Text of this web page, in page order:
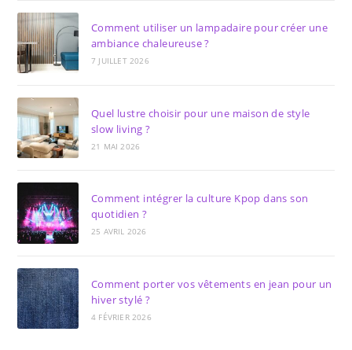
Comment utiliser un lampadaire pour créer une
ambiance chaleureuse ?
7 JUILLET 2026
Quel lustre choisir pour une maison de style
slow living ?
21 MAI 2026
Comment intégrer la culture Kpop dans son
quotidien ?
25 AVRIL 2026
Comment porter vos vêtements en jean pour un
hiver stylé ?
4 FÉVRIER 2026